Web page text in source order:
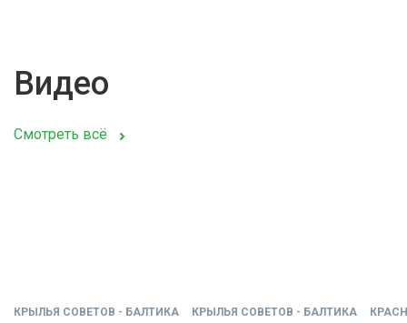
Видео
Смотреть всё
КРЫЛЬЯ СОВЕТОВ - БАЛТИКА КРЫЛЬЯ СОВЕТОВ - БАЛТИКА